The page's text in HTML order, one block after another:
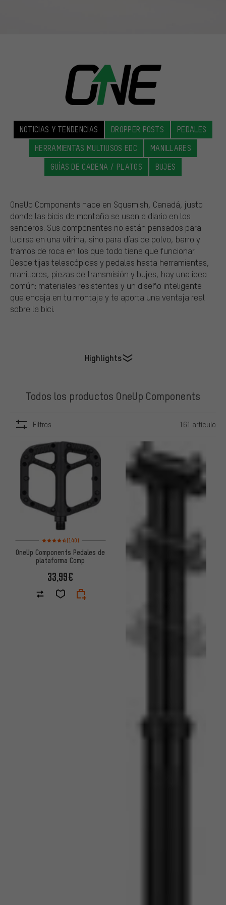
NOTICIAS Y TENDENCIAS DROPPER POSTS
PEDALES
HERRAMIENTAS MULTIUSOS EDC
MANILLARES
GUÍAS DE CADENA / PLATOS
BUJES
OneUp Components nace en Squamish, Canadá, justo
donde las bicis de montaña se usan a diario en los
senderos. Sus componentes no están pensados para
lucirse en una vitrina, sino para días de polvo, barro y
tramos de roca en los que todo tiene que funcionar.
Desde tijas telescópicas y pedales hasta herramientas,
manillares, piezas de transmisión y bujes, hay una idea
común: materiales resistentes y un diseño inteligente
que encaja en tu montaje y te aporta una ventaja real
sobre la bici.
Highlights
Todos los productos OneUp Components
Filtros 161 artículo
ARTÍCULOS
Valoración media: 4,5 de 5 basada en 140 reseñas
(140)
OneUp Components Pedales de
plataforma Comp
33,99€